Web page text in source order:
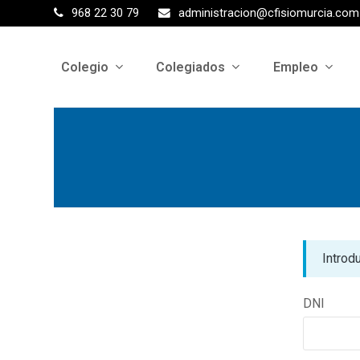
968 22 30 79 administracion@cfisiomurcia.com
Colegio Colegiados Empleo
DNI